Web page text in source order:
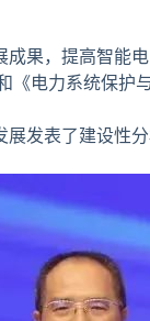
，提高智能
电力系统保
表了建设性分